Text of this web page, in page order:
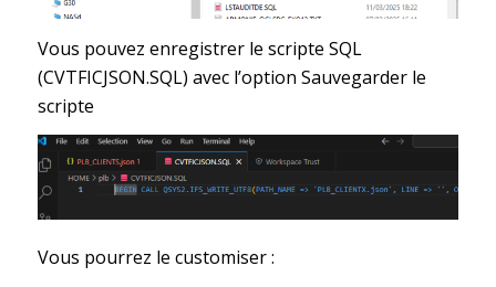
Vous pouvez enregistrer le scripte SQL
(CVTFICJSON.SQL) avec l’option Sauvegarder le
scripte
Vous pourrez le customiser :